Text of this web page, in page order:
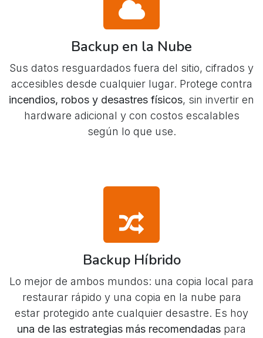
Backup en la Nube
Sus datos resguardados fuera del sitio, cifrados y
accesibles desde cualquier lugar. Protege contra
incendios, robos y desastres físicos, sin invertir en
hardware adicional y con costos escalables
según lo que use.
Backup Híbrido
Lo mejor de ambos mundos: una copia local para
restaurar rápido y una copia en la nube para
estar protegido ante cualquier desastre. Es hoy
una de las estrategias más recomendadas para